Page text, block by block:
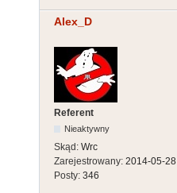
Alex_D
Referent
Nieaktywny
Skąd: Wrc
Zarejestrowany: 2014-05-28
Posty: 346